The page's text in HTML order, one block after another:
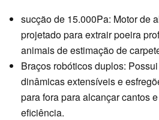
sucção de 15.000Pa: Motor de
projetado para extrair poeira
animais de estimação de
Braços robóticos duplos:
dinâmicas extensíveis e
para fora para alcançar cantos
eficiência.